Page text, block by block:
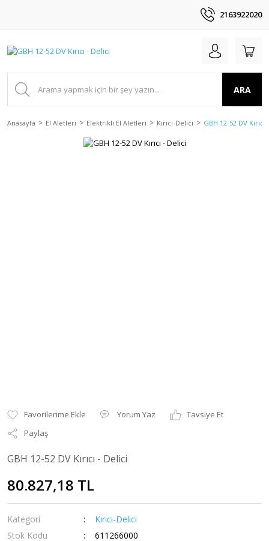
2163922020
ARA
Anasayfa El Aletleri Elektrikli El Aletleri Kırıcı-Delici GBH 12-52 DV
Yorum Yaz
Tavsiye Et
Paylaş
GBH 12-52 DV Kırıcı - Delici
80.827,18 TL
Kategori
Kırıcı-Delici
Stok Kodu
611266000